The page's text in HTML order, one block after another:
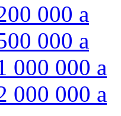
000 a
000 a
000 000 a
000 000 a